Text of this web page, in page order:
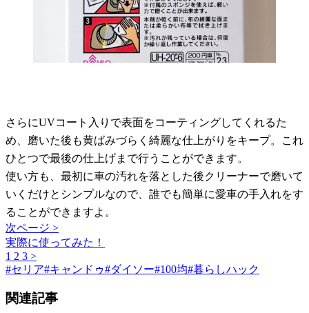
さらにUVコート入りで表面をコーティングしてくれるた
め、磨いた後も黄ばみづらく綺麗な仕上がりをキープ。これ
ひとつで最後の仕上げまで行うことができます。
使い方も、最初に車の汚れを落とした後クリーナーで磨いて
いくだけとシンプルなので、誰でも簡単に愛車の手入れをす
ることができますよ。
次ページ >
実際に使ってみた！
1 2 3 >
#セリア#キャンドゥ#ダイソー#100均#暮らしハック
関連記事